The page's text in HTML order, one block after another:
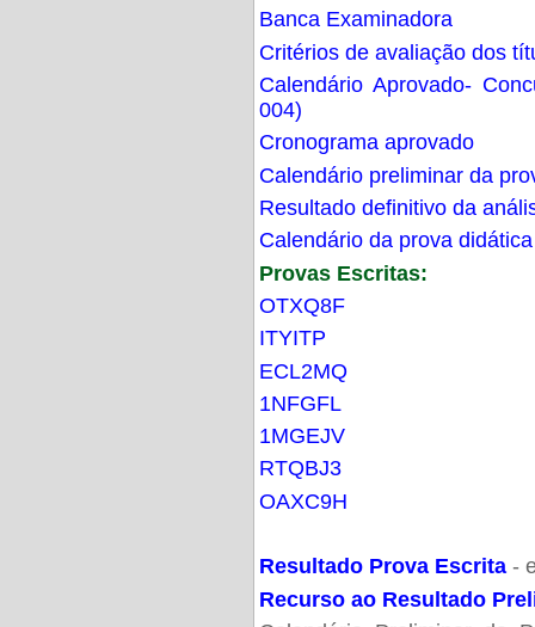
Banca Examinadora
Critérios de avaliação dos
Calendário Aprovado-
004)
Cronograma aprovado
Calendário preliminar da
Resultado definitivo da
Calendário da prova didática
Provas Escritas:
OTXQ8F
ITYITP
ECL2MQ
1NFGFL
1MGEJV
RTQBJ3
OAXC9H
Resultado Prova Escrita -
Recurso ao Resultado